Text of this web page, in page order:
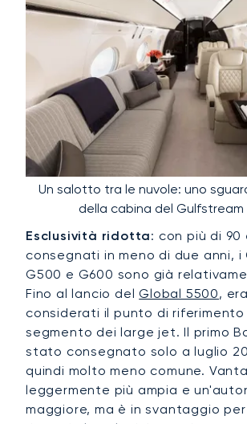
Un salotto tra le nuvole: uno
della cabina del Gulfstream
Esclusività ridotta: con più di 90
consegnati in meno di due anni, i
G500 e G600 sono già
Fino al lancio delGlobal 5500,
considerati il punto di riferimento
segmento dei large jet. Il primo
stato consegnato solo a luglio
quindi molto meno comune.
leggermente più ampia e
maggiore, ma è in svantaggio